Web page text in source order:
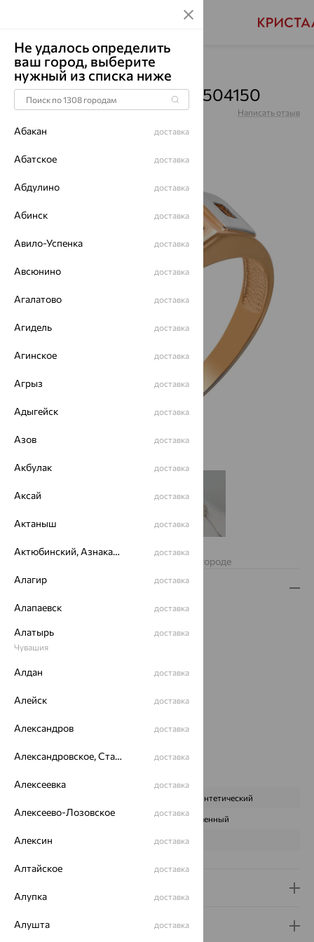
Главная Каталог Для мужчин
Кольцо, золото, оникс, 1504150
Артикул:1504150 Написать отзыв
Нет в наличии
Изделие недоступно для заказа в вашем городе
Описание
Вид изделия:
Вес:2.62 — 2.65
Металл:
Проба:
Страна происхождения:
Цвет вставки:
Наименование цвета вставки:
Черный
Оникс синтетический
ПРОИСХОЖДЕНИЕ Искусственный
ЦВЕТ Черный
Гарантия и возврат
Не удалось определить
ваш город, выберите
нужный из списка ниже
Абакан доставка
Абатское доставка
Абдулино доставка
Абинск доставка
Авило-Успенка доставка
Авсюнино доставка
Агалатово доставка
Агидель доставка
Агинское доставка
Агрыз доставка
Адыгейск доставка
Азов доставка
Акбулак доставка
Аксай доставка
Актаныш доставка
Актюбинский, Азнакаевский район доставка
Алагир доставка
Алапаевск доставка
Алатырь
Чувашия
доставка
Алдан доставка
Алейск доставка
Александров доставка
Александровское, Ставропольский край доставка
Алексеевка доставка
Алексеево-Лозовское доставка
Алексин доставка
Алтайское доставка
Алупка доставка
Алушта доставка